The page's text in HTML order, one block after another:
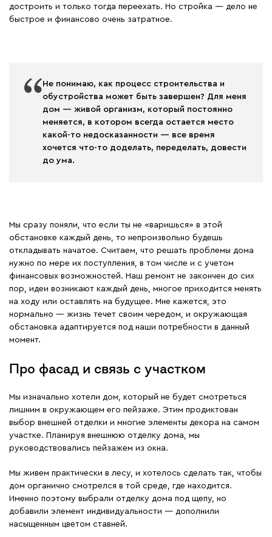
достроить и только тогда переехать. Но стройка — дело не
быстрое и финансово очень затратное.
Не понимаю, как процесс строительства и
обустройства может быть завершен? Для меня
дом — живой организм, который постоянно
меняется, в котором всегда остается место
какой-то недосказанности — все время
хочется что-то доделать, переделать, довести
до ума.
Мы сразу поняли, что если ты не «варишься» в этой
обстановке каждый день, то непроизвольно будешь
откладывать начатое. Считаем, что решать проблемы дома
нужно по мере их поступления, в том числе и с учетом
финансовых возможностей. Наш ремонт не закончен до сих
пор, идеи возникают каждый день, многое приходится менять
на ходу или оставлять на будущее. Мне кажется, это
нормально — жизнь течет своим чередом, и окружающая
обстановка адаптируется под наши потребности в данный
момент.
Про фасад и связь с участком
Мы изначально хотели дом, который не будет смотреться
лишним в окружающем его пейзаже. Этим продиктован
выбор внешней отделки и многие элементы декора на самом
участке. Планируя внешнюю отделку дома, мы
руководствовались пейзажем из окна.
Мы живем практически в лесу, и хотелось сделать так, чтобы
дом органично смотрелся в той среде, где находится.
Именно поэтому выбрали отделку дома под щепу, но
добавили элемент индивидуальности — дополнили
насыщенным цветом ставней.